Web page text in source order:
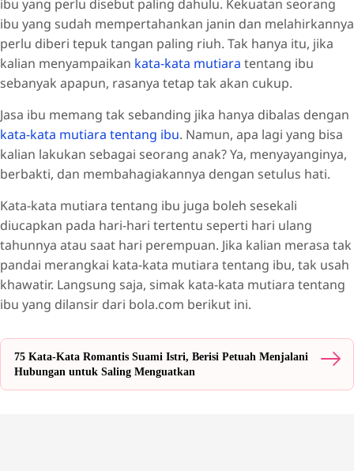
ibu yang perlu disebut paling dahulu. Kekuatan seorang
ibu yang sudah mempertahankan janin dan melahirkannya
perlu diberi tepuk tangan paling riuh. Tak hanya itu, jika
kalian menyampaikan kata-kata mutiara tentang ibu
sebanyak apapun, rasanya tetap tak akan cukup.
Jasa ibu memang tak sebanding jika hanya dibalas dengan
kata-kata mutiara tentang ibu. Namun, apa lagi yang bisa
kalian lakukan sebagai seorang anak? Ya, menyayanginya,
berbakti, dan membahagiakannya dengan setulus hati.
Kata-kata mutiara tentang ibu juga boleh sesekali
diucapkan pada hari-hari tertentu seperti hari ulang
tahunnya atau saat hari perempuan. Jika kalian merasa tak
pandai merangkai kata-kata mutiara tentang ibu, tak usah
khawatir. Langsung saja, simak kata-kata mutiara tentang
ibu yang dilansir dari bola.com berikut ini.
75 Kata-Kata Romantis Suami Istri, Berisi Petuah Menjalani
Hubungan untuk Saling Menguatkan